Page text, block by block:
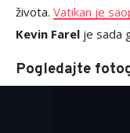
života. Vatikan je
Kevin Farel je sada
Pogledajte